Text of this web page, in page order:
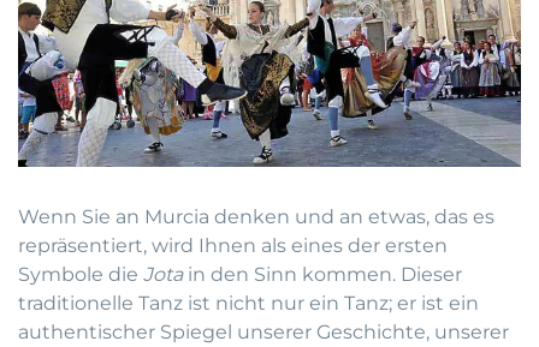
Wenn Sie an Murcia denken und an etwas, das es
repräsentiert, wird Ihnen als eines der ersten
Symbole die Jotain den Sinn kommen. Dieser
traditionelle Tanz ist nicht nur ein Tanz; er ist ein
authentischer Spiegel unserer Geschichte, unserer